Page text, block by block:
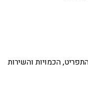
הכמויות והשירות